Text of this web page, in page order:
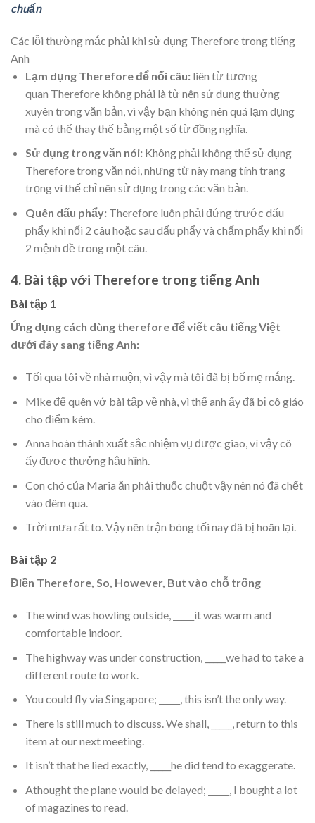
chuẩn
Các lỗi thường mắc phải khi sử dụng Therefore trong tiếng
Anh
Lạm dụng Therefore để nối câu:liên từ tương
quan Therefore không phải là từ nên sử dụng thường
xuyên trong văn bản, vì vậy bạn không nên quá lạm dụng
mà có thể thay thế bằng một số từ đồng nghĩa.
Sử dụng trong văn nói: Không phải không thể sử dụng
Therefore trong văn nói, nhưng từ này mang tính trang
trọng vì thế chỉ nên sử dụng trong các văn bản.
Quên dấu phẩy: Therefore luôn phải đứng trước dấu
phẩy khi nối 2 câu hoặc sau dấu phẩy và chấm phẩy khi nối
2 mệnh đề trong một câu.
4. Bài tập với Therefore trong tiếng Anh
Bài tập 1
Ứng dụng cách dùng therefore để viết câu tiếng Việt
dưới đây sang tiếng Anh:
Tối qua tôi về nhà muộn, vì vậy mà tôi đã bị bố mẹ mắng.
Mike để quên vở bài tập về nhà, vì thế anh ấy đã bị cô giáo
cho điểm kém.
Anna hoàn thành xuất sắc nhiệm vụ được giao, vì vậy cô
ấy được thưởng hậu hĩnh.
Con chó của Maria ăn phải thuốc chuột vậy nên nó đã chết
vào đêm qua.
Trời mưa rất to. Vậy nên trận bóng tối nay đã bị hoãn lại.
Bài tập 2
Điền Therefore, So, However, But vào chỗ trống
The wind was howling outside, _____it was warm and
comfortable indoor.
The highway was under construction, _____we had to take a
different route to work.
You could fly via Singapore; _____, this isn’t the only way.
There is still much to discuss. We shall, _____, return to this
item at our next meeting.
It isn’t that he lied exactly, _____he did tend to exaggerate.
Athought the plane would be delayed; _____, I bought a lot
of magazines to read.